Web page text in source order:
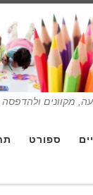
מקוונים ולהדפסה
ספורט